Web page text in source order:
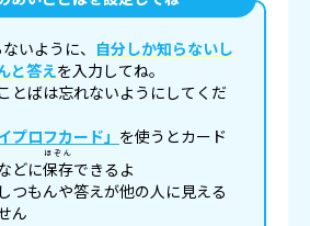
いように、 自分しか知らないし
と答えを入力してね。
とばは忘れないようにしてくだ
プロフカード」 を使うとカード
どに保存
ほぞん
できるよ
つもんや答えが他の人に見える
ん